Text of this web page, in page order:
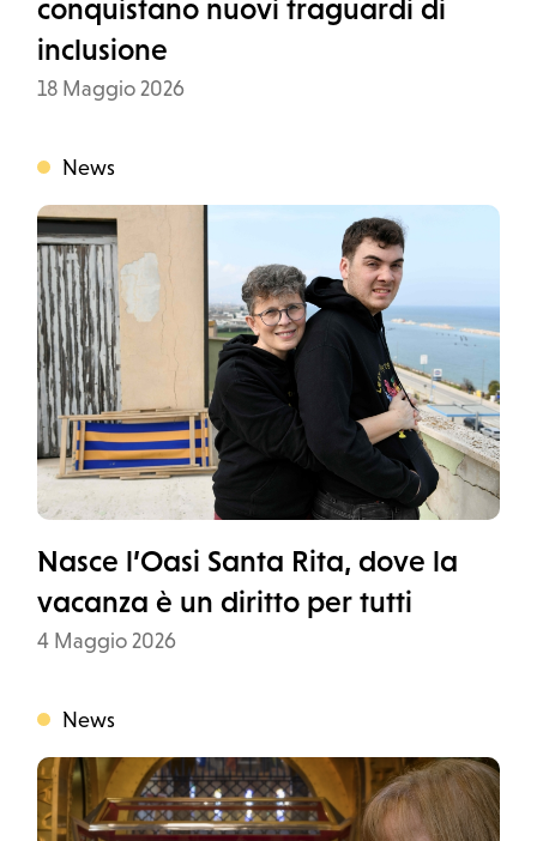
conquistano nuovi traguardi di
inclusione
Data
18 Maggio 2026
Categoria
News
Nasce l’Oasi Santa Rita, dove la
vacanza è un diritto per tutti
Data
4 Maggio 2026
Categoria
News